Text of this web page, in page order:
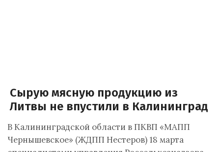
Сырую мясную продукцию из
Литвы не впустили в Калининград
В Калининградской области в ПКВП «МАПП
Чернышевское» (ЖДПП Нестеров) 18 марта